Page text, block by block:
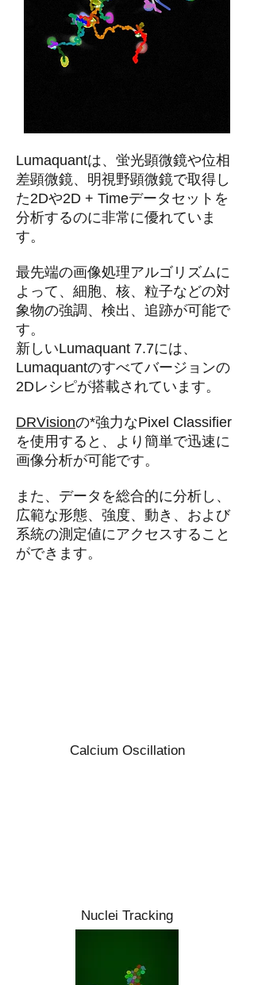
Lumaquantは、蛍光顕微鏡や位相
差顕微鏡、明視野顕微鏡で取得し
た2Dや2D + Timeデータセットを
分析するのに非常に優れていま
す。
最先端の画像処理アルゴリズムに
よって、細胞、核、粒子などの対
象物の強調、検出、追跡が可能で
す。
新しいLumaquant 7.7には、
Lumaquantのすべてバージョンの
2Dレシピが搭載されています。
DRVisionの*強力なPixel Classifier
を使用すると、より簡単で迅速に
画像分析が可能です。
また、データを総合的に分析し、
広範な形態、強度、動き、および
系統の測定値にアクセスすること
ができます。
Calcium Oscillation
Nuclei Tracking